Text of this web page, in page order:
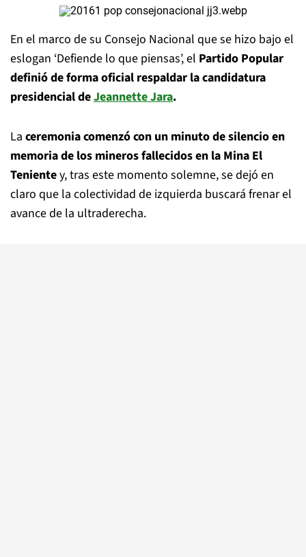
En el marco de su Consejo Nacional que se hizo bajo el
eslogan ‘Defiende lo que piensas’, el Partido Popular
definió de forma oficial respaldar la candidatura
presidencial deJeannette Jara.
La ceremonia comenzó con un minuto de silencio en
memoria de los mineros fallecidos en la Mina El
Tenientey, tras este momento solemne, se dejó en
claro que la colectividad de izquierda buscará frenar el
avance de la ultraderecha.